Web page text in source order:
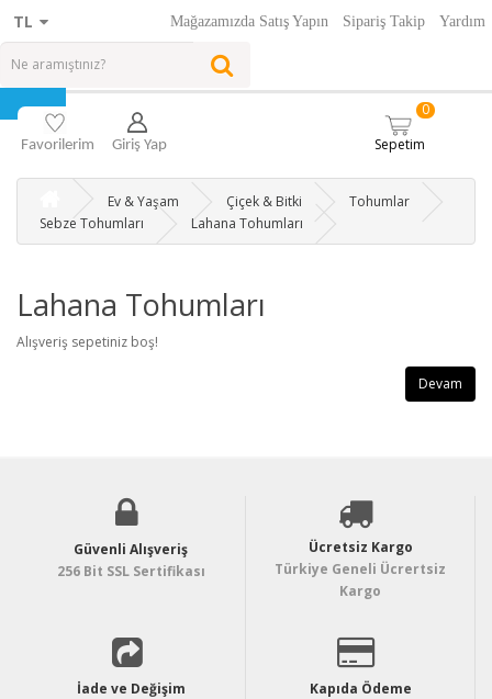
TL Mağazamızda Satış Yapın Sipariş Takip Yardım
0
Sepetim
Favorilerim Giriş Yap
Ev & Yaşam Çiçek & Bitki
Tohumlar
Sebze Tohumları
Lahana Tohumları
Lahana Tohumları
Alışveriş sepetiniz boş!
Devam
Güvenli Alışveriş
256 Bit SSL Sertifikası
Ücretsiz Kargo
Türkiye Geneli Ücrertsiz
Kargo
İade ve Değişim
Kapıda Ödeme